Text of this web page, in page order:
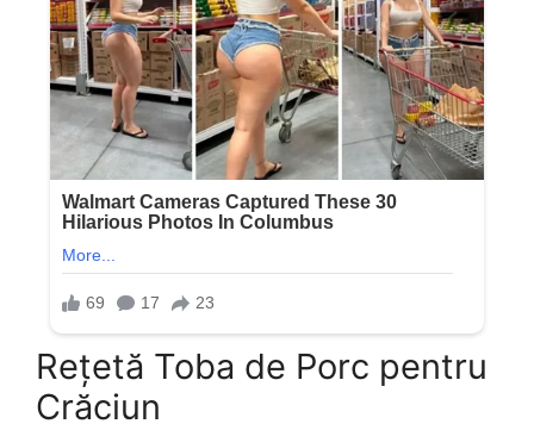
Rețetă Toba de Porc pentru
Crăciun